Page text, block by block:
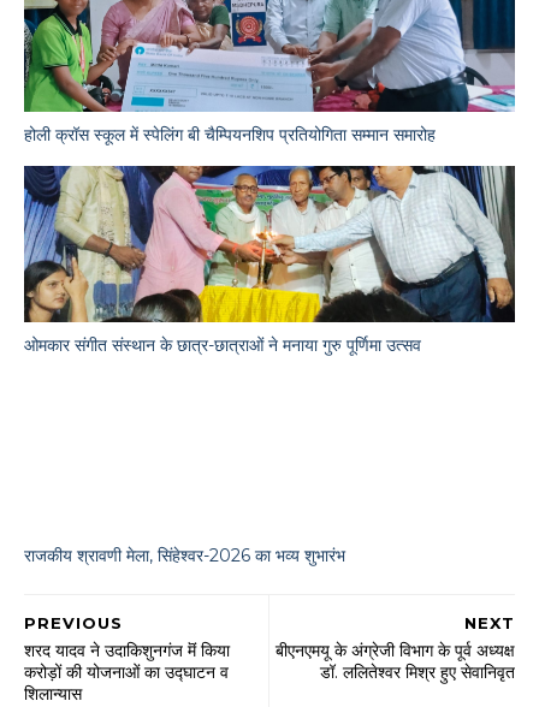
होली क्रॉस स्कूल में स्पेलिंग बी चैम्पियनशिप प्रतियोगिता सम्मान समारोह
ओमकार संगीत संस्थान के छात्र-छात्राओं ने मनाया गुरु पूर्णिमा उत्सव
राजकीय श्रावणी मेला, सिंहेश्वर-2026 का भव्य शुभारंभ
NEXT
बीएनएमयू के अंग्रेजी विभाग के पूर्व अध्यक्ष
डॉ. ललितेश्वर मिश्र हुए सेवानिवृत
PREVIOUS
शरद यादव ने उदाकिशुनगंज मॆं किया
करोड़ों की योजनाओं का उद्घाटन व
शिलान्यास